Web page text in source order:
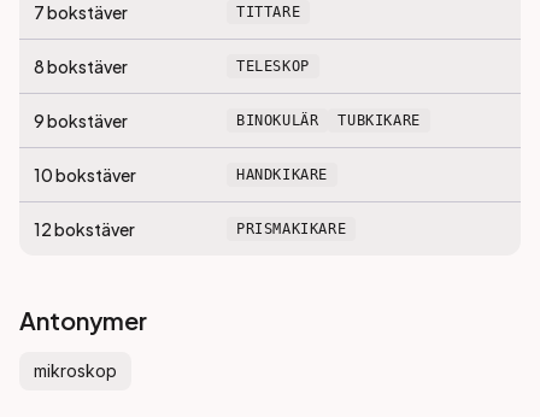
7bokstäver TITTARE
8bokstäver TELESKOP
9bokstäver BINOKULÄR TUBKIKARE
10bokstäver HANDKIKARE
12bokstäver PRISMAKIKARE
Antonymer
mikroskop